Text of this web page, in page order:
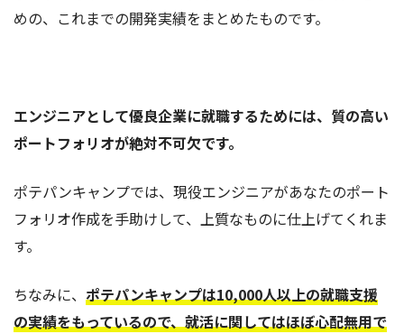
めの、これまでの開発実績をまとめたものです。
エンジニアとして優良企業に就職するためには、質の高い
ポートフォリオが絶対不可欠です。
ポテパンキャンプでは、現役エンジニアがあなたのポート
フォリオ作成を手助けして、上質なものに仕上げてくれま
す。
ちなみに、 ポテパンキャンプは10,000人以上の就職支援
の実績をもっているので、就活に関してはほぼ心配無用で